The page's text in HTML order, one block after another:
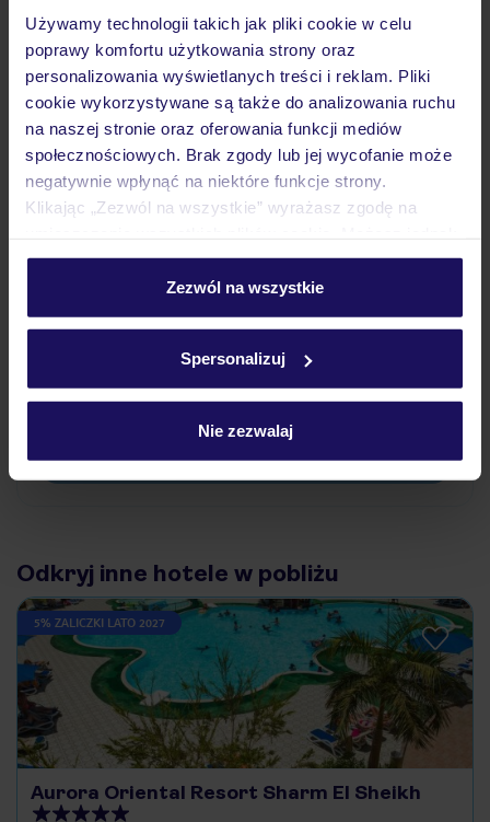
Używamy technologii takich jak pliki cookie w celu
poprawy komfortu użytkowania strony oraz
personalizowania wyświetlanych treści i reklam. Pliki
cookie wykorzystywane są także do analizowania ruchu
na naszej stronie oraz oferowania funkcji mediów
społecznościowych. Brak zgody lub jej wycofanie może
negatywnie wpłynąć na niektóre funkcje strony.
Klikając „Zezwól na wszystkie” wyrażasz zgodę na
personalizować swój wybór wchodząc w zakładkę
Szczegółowe informacje o plikach cookie znajdziesz
Zezwól na wszystkie
Spersonalizuj
Nie zezwalaj
Wyżywienie
Atrakcje
Ważne informacje
Często zadawane pytania
Jak zmienić uczestników/osobę zgłaszającą?
Na jakiej podstawie i gdzie otrzymam karty
pokładowe/bilety lotnicze?
Zobacz więcej
Odkryj inne hotele w pobliżu
5% ZALICZKI LATO 2027
Aurora Oriental Resort Sharm El Sheikh